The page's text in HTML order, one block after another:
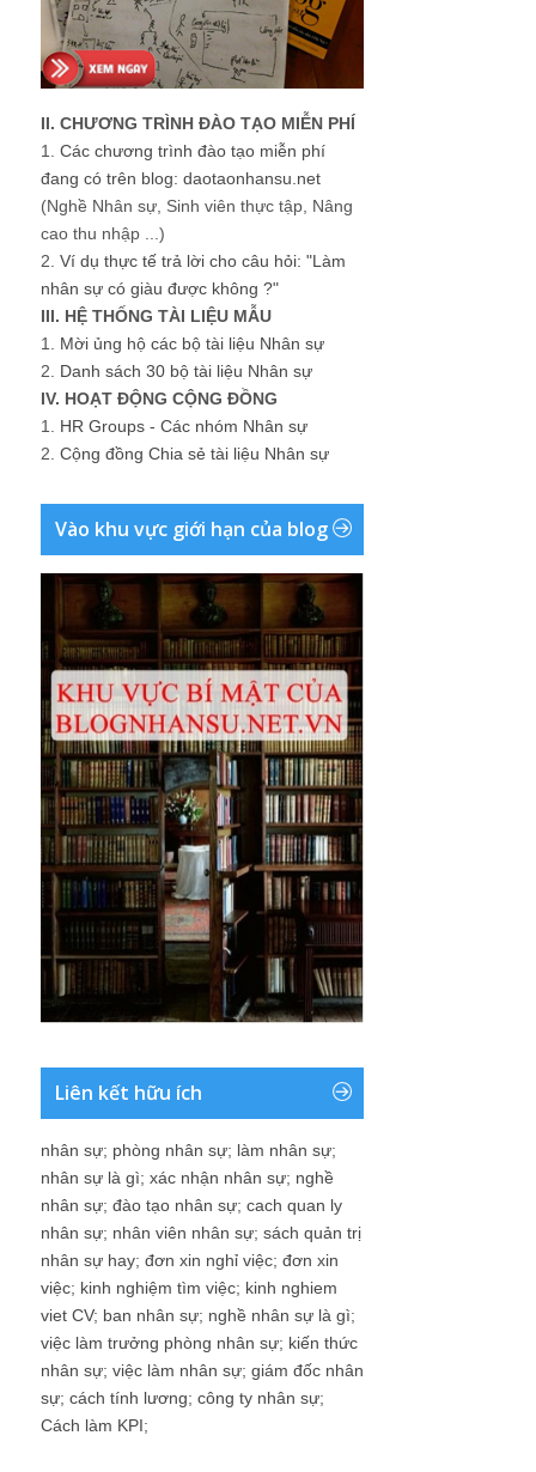
II. CHƯƠNG TRÌNH ĐÀO TẠO MIỄN PHÍ
1. Các chương trình đào tạo miễn phí
đang có trên blog: daotaonhansu.net
(Nghề Nhân sự, Sinh viên thực tập, Nâng
cao thu nhập ...)
2. Ví dụ thực tế trả lời cho câu hỏi: "Làm
nhân sự có giàu được không ?"
III. HỆ THỐNG TÀI LIỆU MẪU
1. Mời ủng hộ các bộ tài liệu Nhân sự
2. Danh sách 30 bộ tài liệu Nhân sự
IV. HOẠT ĐỘNG CỘNG ĐỒNG
1. HR Groups - Các nhóm Nhân sự
2. Cộng đồng Chia sẻ tài liệu Nhân sự
Vào khu vực giới hạn của blog
Liên kết hữu ích
nhân sự; phòng nhân sự; làm nhân sự;
nhân sự là gì; xác nhận nhân sự; nghề
nhân sự; đào tạo nhân sự; cach quan ly
nhân sự; nhân viên nhân sự; sách quản trị
nhân sự hay; đơn xin nghỉ việc; đơn xin
việc; kinh nghiệm tìm việc; kinh nghiem
viet CV; ban nhân sự; nghề nhân sự là gì;
việc làm trưởng phòng nhân sự; kiến thức
nhân sự; việc làm nhân sự; giám đốc nhân
sự; cách tính lương; công ty nhân sự;
Cách làm KPI;